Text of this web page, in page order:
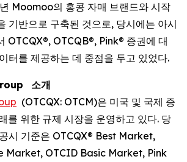
Moomoo의 홍콩 자매 브랜드와 시작
기반으로 구축된 것으로, 당시에는 아시
OTCQX®, OTCQB®, Pink® 증권에 대
터를 제공하는 데 중점을 두고 있었다.
소개
(OTCQX: OTCM)은 미국 및 국제 증
를 위한 규제 시장을 운영하고 있다. 당
시 기준은 OTCQX® Best Market,
Market, OTCID Basic Market, Pink